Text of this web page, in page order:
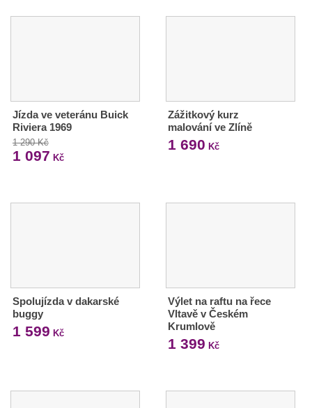
Jízda ve veteránu Buick
Riviera 1969
1 290 Kč
1 097 Kč
Zážitkový kurz
malování ve Zlíně
1 690 Kč
Spolujízda v dakarské
buggy
1 599 Kč
Výlet na raftu na řece
Vltavě v Českém
Krumlově
1 399 Kč